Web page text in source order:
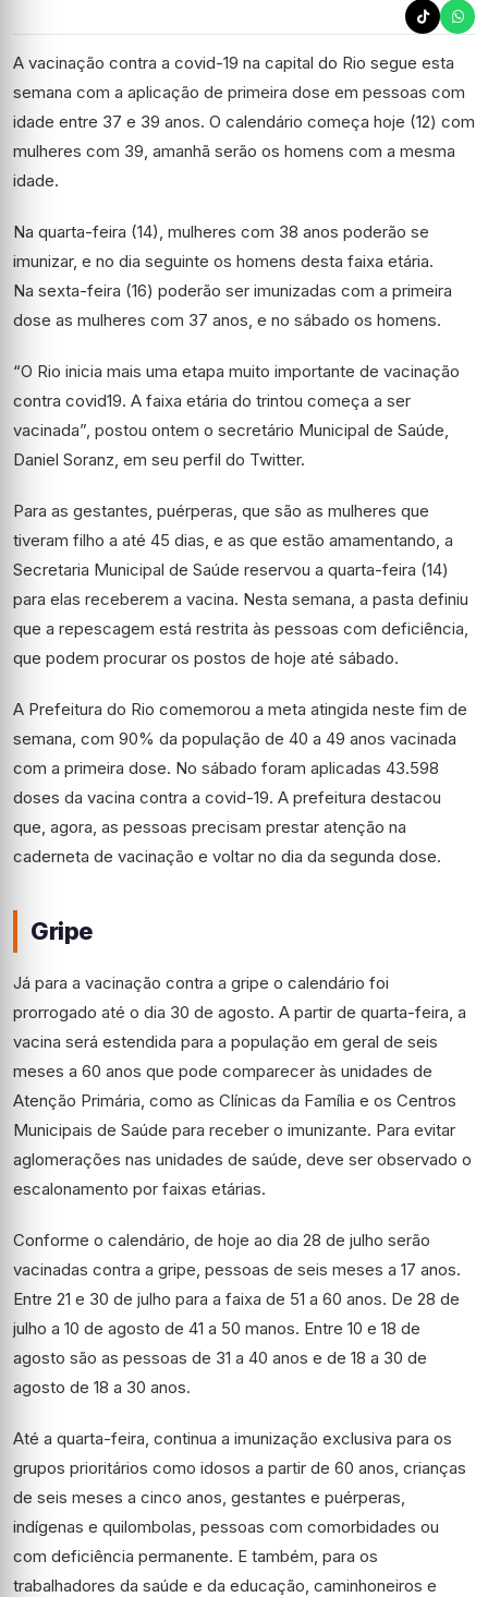
A vacinação contra a covid-19 na capital do Rio segue esta
semana com a aplicação de primeira dose em pessoas com
idade entre 37 e 39 anos. O calendário começa hoje (12) com
mulheres com 39, amanhã serão os homens com a mesma
idade.
Na quarta-feira (14), mulheres com 38 anos poderão se
imunizar, e no dia seguinte os homens desta faixa etária.
Na sexta-feira (16) poderão ser imunizadas com a primeira
dose as mulheres com 37 anos, e no sábado os homens.
“O Rio inicia mais uma etapa muito importante de vacinação
contra covid19. A faixa etária do trintou começa a ser
vacinada”, postou ontem o secretário Municipal de Saúde,
Daniel Soranz, em seu perfil do Twitter.
Para as gestantes, puérperas, que são as mulheres que
tiveram filho a até 45 dias, e as que estão amamentando, a
Secretaria Municipal de Saúde reservou a quarta-feira (14)
para elas receberem a vacina. Nesta semana, a pasta definiu
que a repescagem está restrita às pessoas com deficiência,
que podem procurar os postos de hoje até sábado.
A Prefeitura do Rio comemorou a meta atingida neste fim de
semana, com 90% da população de 40 a 49 anos vacinada
com a primeira dose. No sábado foram aplicadas 43.598
doses da vacina contra a covid-19. A prefeitura destacou
que, agora, as pessoas precisam prestar atenção na
caderneta de vacinação e voltar no dia da segunda dose.
Gripe
Já para a vacinação contra a gripe o calendário foi
prorrogado até o dia 30 de agosto. A partir de quarta-feira, a
vacina será estendida para a população em geral de seis
meses a 60 anos que pode comparecer às unidades de
Atenção Primária, como as Clínicas da Família e os Centros
Municipais de Saúde para receber o imunizante. Para evitar
aglomerações nas unidades de saúde, deve ser observado o
escalonamento por faixas etárias.
Conforme o calendário, de hoje ao dia 28 de julho serão
vacinadas contra a gripe, pessoas de seis meses a 17 anos.
Entre 21 e 30 de julho para a faixa de 51 a 60 anos. De 28 de
julho a 10 de agosto de 41 a 50 manos. Entre 10 e 18 de
agosto são as pessoas de 31 a 40 anos e de 18 a 30 de
agosto de 18 a 30 anos.
Até a quarta-feira, continua a imunização exclusiva para os
grupos prioritários como idosos a partir de 60 anos, crianças
de seis meses a cinco anos, gestantes e puérperas,
indígenas e quilombolas, pessoas com comorbidades ou
com deficiência permanente. E também, para os
trabalhadores da saúde e da educação, caminhoneiros e